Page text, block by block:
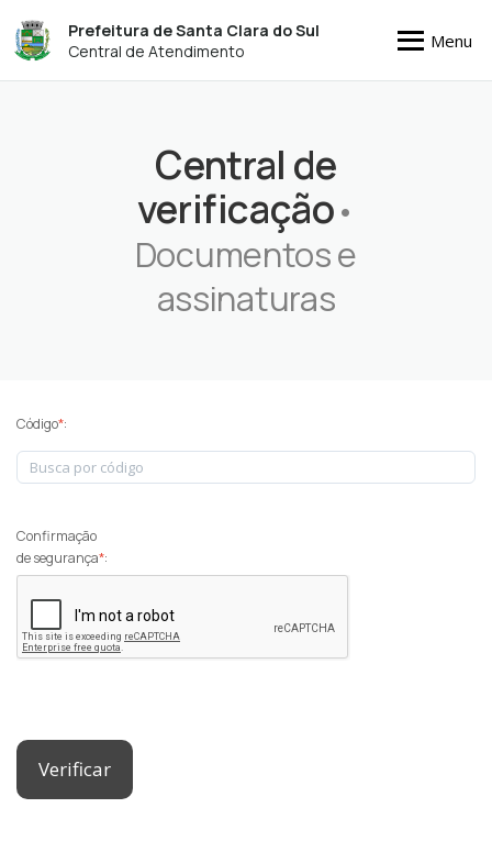
Prefeitura de Santa Clara do Sul
Central de Atendimento
Menu
Central de
verificação•
Documentos e
assinaturas
Código*:
Confirmação
de segurança*:
Verificar